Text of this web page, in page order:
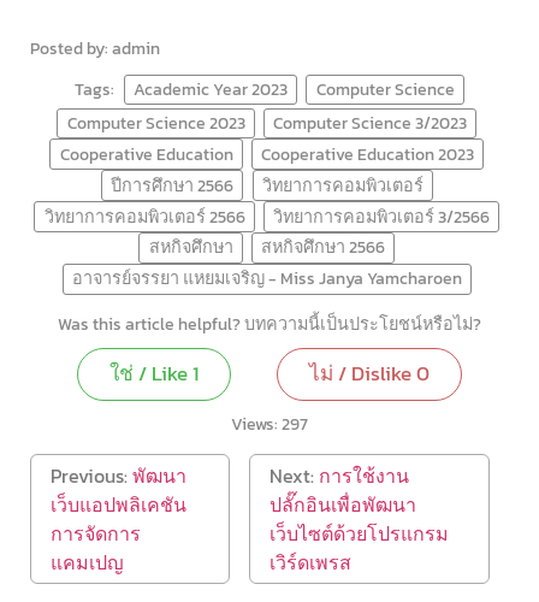
Posted by: admin
Tags:
Academic Year 2023
Computer Science
Computer Science 2023
Computer Science 3/2023
Cooperative Education
Cooperative Education 2023
ปีการศึกษา 2566
วิทยาการคอมพิวเตอร์
วิทยาการคอมพิวเตอร์ 2566
วิทยาการคอมพิวเตอร์ 3/2566
สหกิจศึกษา
สหกิจศึกษา 2566
อาจารย์จรรยา แหยมเจริญ - Miss Janya Yamcharoen
Was this article helpful? บทความนี้เป็นประโยชน์หรือไม่?
ใช่ / Like1 ไม่ / Dislike0
Views:297
Previous: พัฒนา
เว็บแอปพลิเคชัน
การจัดการ
แคมเปญ
Next: การใช้งาน
ปลั๊กอินเพื่อพัฒนา
เว็บไซต์ด้วยโปรแกรม
เวิร์ดเพรส